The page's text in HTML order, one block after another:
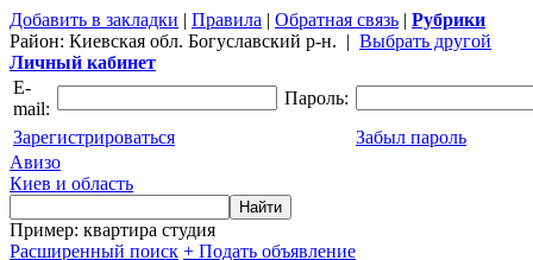
Добавить в закладки | Правила | Обратная связь | Рубрики
Район: Киевская обл. Богуславский р-н. | Выбрать другой
Личный кабинет
E-
mail:
Пароль:
Зарегистрироваться
Забыл пароль
Авизо
Киев и область
Пример: квартира студия
Расширенный поиск + Подать объявление